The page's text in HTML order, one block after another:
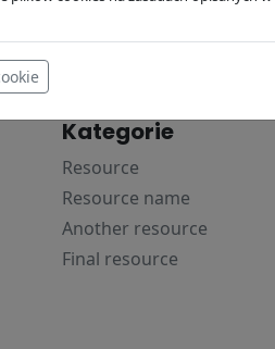
Kategorie
Resource
Resource name
Another resource
Final resource